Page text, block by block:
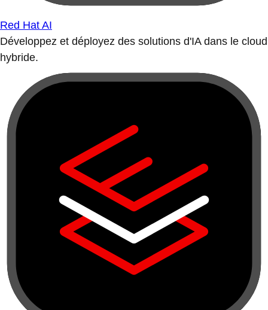
Red Hat AI
Développez et déployez des solutions d'IA dans le cloud
hybride.